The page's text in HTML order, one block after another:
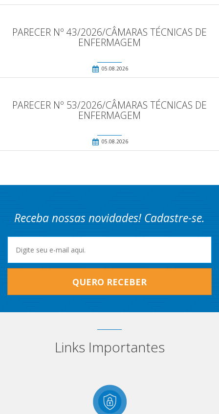
PARECER Nº 43/2026/CÂMARAS TÉCNICAS DE
ENFERMAGEM
05.08.2026
PARECER Nº 53/2026/CÂMARAS TÉCNICAS DE
ENFERMAGEM
05.08.2026
Receba nossas novidades! Cadastre-se.
QUERO RECEBER
Links Importantes